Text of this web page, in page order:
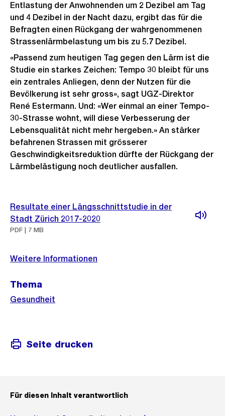
Entlastung der Anwohnenden um 2 Dezibel am Tag
und 4 Dezibel in der Nacht dazu, ergibt das für die
Befragten einen Rückgang der wahrgenommenen
Strassenlärmbelastung um bis zu 5.7 Dezibel.
«Passend zum heutigen Tag gegen den Lärm ist die
Studie ein starkes Zeichen: Tempo 30 bleibt für uns
ein zentrales Anliegen, denn der Nutzen für die
Bevölkerung ist sehr gross», sagt UGZ-Direktor
René Estermann. Und: «Wer einmal an einer Tempo-
30-Strasse wohnt, will diese Verbesserung der
Lebensqualität nicht mehr hergeben.» An stärker
befahrenen Strassen mit grösserer
Geschwindigkeitsreduktion dürfte der Rückgang der
Lärmbelästigung noch deutlicher ausfallen.
Weitere
Informationen
Resultate einer Längsschnittstudie in der
Stadt Zürich 2017-2020
PDF | 7 MB
Weitere Informationen
Thema
Gesundheit
Seite drucken
Für diesen Inhalt verantwortlich